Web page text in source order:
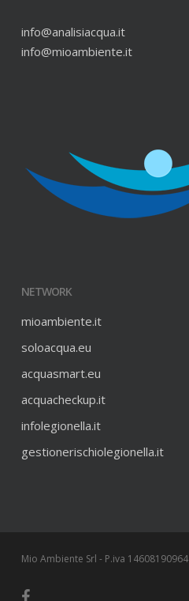
info@analisiacqua.it
info@mioambiente.it
NETWORK
mioambiente.it
soloacqua.eu
acquasmart.eu
acquacheckup.it
infolegionella.it
gestionerischiolegionella.it
Mio Ambiente Srl - P.iva 14608190964
facebook